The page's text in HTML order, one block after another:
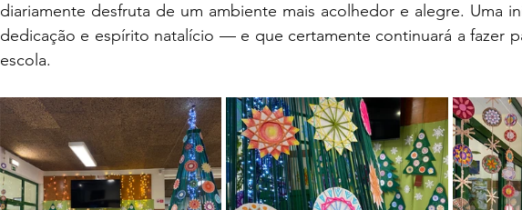
diariamente desfruta de um ambiente mais acolhedor e alegre. Uma
dedicação e espírito natalício — e que certamente continuará a fazer
escola.